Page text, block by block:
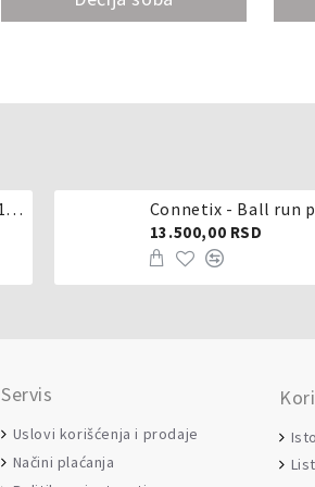
Connetix - Creative pack 102 dela
13.500,00 RSD
Servis
Uslovi korišćenja i prodaje
Načini plaćanja